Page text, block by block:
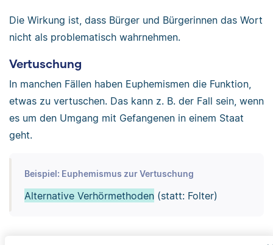
Die Wirkung ist, dass Bürger und Bürgerinnen das Wort
nicht als problematisch wahrnehmen.
Vertuschung
In manchen Fällen haben Euphemismen die Funktion,
etwas zu vertuschen. Das kann z. B. der Fall sein, wenn
es um den Umgang mit Gefangenen in einem Staat
geht.
Beispiel: Euphemismus zur Vertuschung
Alternative Verhörmethoden(statt: Folter)